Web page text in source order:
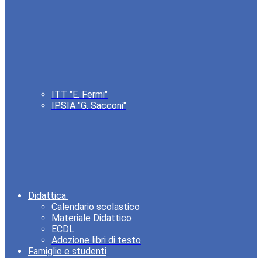
ITT "E. Fermi"
IPSIA "G. Sacconi"
Didattica
Calendario scolastico
Materiale Didattico
ECDL
Adozione libri di testo
Famiglie e studenti